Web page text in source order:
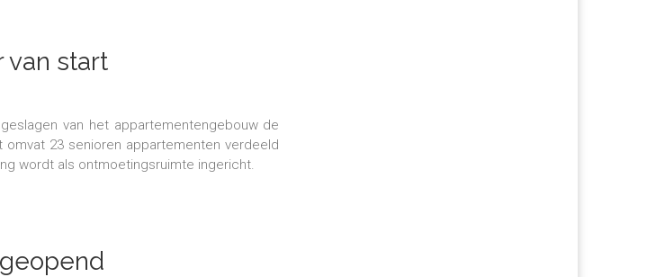
van start
van het appartementengebouw de
omvat 23 senioren appartementen verdeeld
wordt als ontmoetingsruimte ingericht.